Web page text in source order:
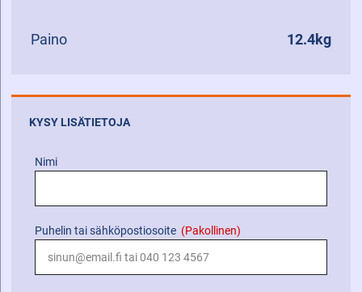
Paino 12.4kg
KYSY LISÄTIETOJA
Nimi
Puhelin tai sähköpostiosoite (Pakollinen)